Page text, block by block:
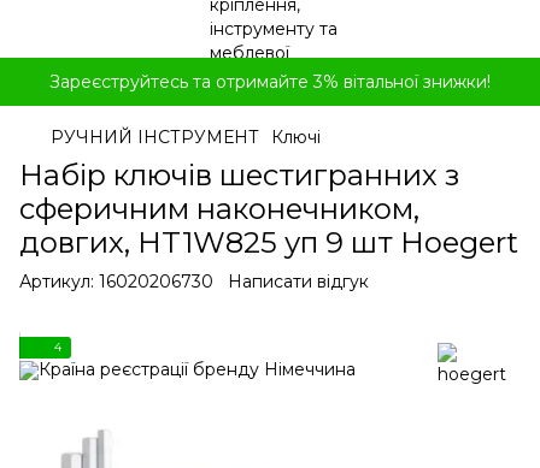
Зареєструйтесь та отримайте 3% вітальної знижки!
РУЧНИЙ ІНСТРУМЕНТ Ключі
Набір ключів шестигранних з
сферичним наконечником,
довгих, HT1W825 уп 9 шт Hoegert
Артикул: 16020206730 Написати відгук
4